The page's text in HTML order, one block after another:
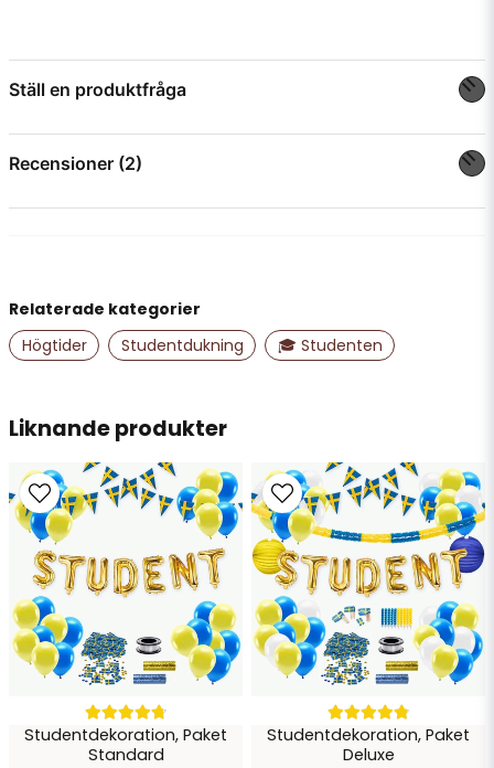
Ställ en produktfråga
Fråga oss något om denna produkten...
email
Mejladress
Ja, ni får publicera min fråga
Skicka fråga
Recensioner (2)
för 1 år sedan
Liknande produkter
Studentdekoration, Paket
Standard
Studentdekoration, Paket
Deluxe
Relaterade kategorier
Högtider
Studentdukning 🎓 Studenten